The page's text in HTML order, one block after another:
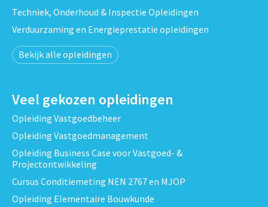
Techniek, Onderhoud & Inspectie Opleidingen
Verduurzaming en Energieprestatie opleidingen
Bekijk alle opleidingen
Veel gekozen opleidingen
Opleiding Vastgoedbeheer
Opleiding Vastgoedmanagement
Opleiding Business Case voor Vastgoed- &
Projectontwikkeling
Cursus Conditiemeting NEN 2767 en MJOP
Opleiding Elementaire Bouwkunde